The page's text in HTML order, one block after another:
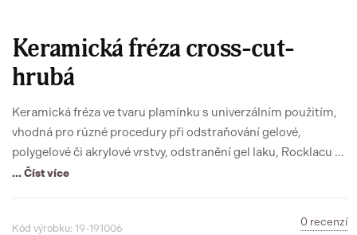
Keramická fréza cross-cut-
hrubá
Keramická fréza ve tvaru plamínku s univerzálním použitím,
vhodná pro různé procedury při odstraňování gelové,
polygelové či akrylové vrstvy, odstranění gel laku, Rocklacu a
Rubberu. Je antialergenní - vhodná pro klienty alergické na
... Číst více
Kód výrobku: 19-191006
0 recenzí